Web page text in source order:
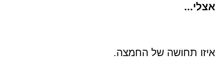
אצלי...
איזו תחושה של החמצה.